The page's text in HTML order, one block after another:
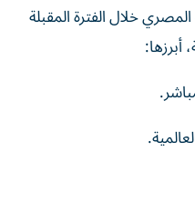
خلال الفترة المقبلة